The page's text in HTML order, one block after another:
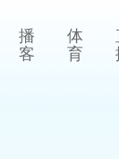
播
客
体
育